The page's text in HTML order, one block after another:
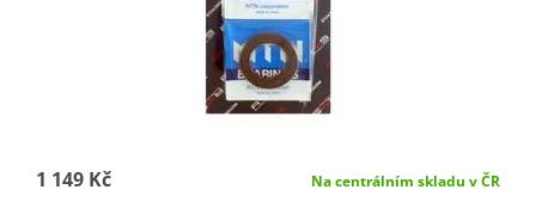
1 149 Kč Na centrálním skladu v ČR